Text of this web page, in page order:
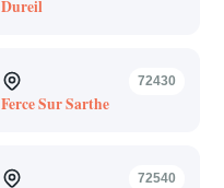
Dureil
72430
Ferce Sur Sarthe
72540